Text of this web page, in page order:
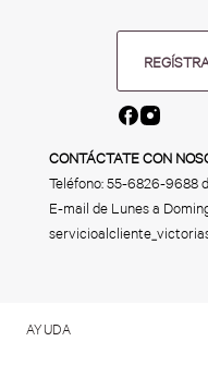
CONTÁCTATE CON
Teléfono:55-6826-9688
E-mail de Lunes a
AYUDA